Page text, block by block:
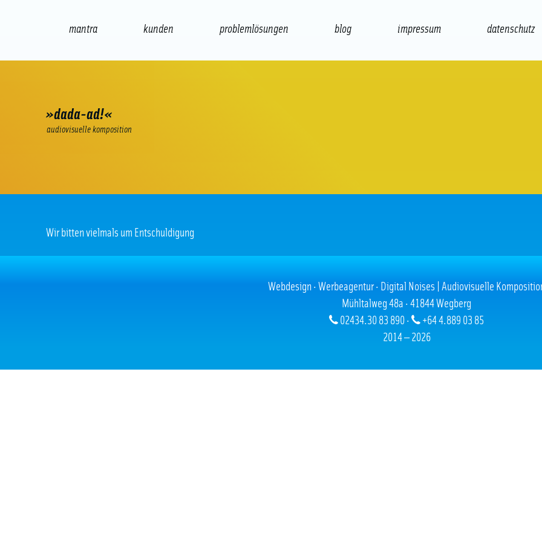
mantra kunden problemlösungen blog impressum datenschutz
»dada-ad!«
audiovisuelle komposition
Wir bitten vielmals um Entschuldigung
Webdesign · Werbeagentur · Digital Noises | Audiovisuelle
Mühltalweg 48a · 41844 Wegberg
02434.30 83 890 ·
+64 4.889 03 85
2014 — 2026